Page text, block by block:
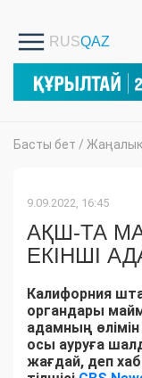
Басты бет /
9.09.2022, 16:45
АҚШ-ТА
ЕКІНШІ
Калифорния
органдары
адамның
осы ауруға
жағдай, деп